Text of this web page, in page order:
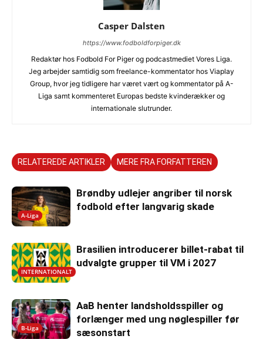
Casper Dalsten
https://www.fodboldforpiger.dk
Redaktør hos Fodbold For Piger og podcastmediet Vores Liga.
Jeg arbejder samtidig som freelance-kommentator hos Viaplay
Group, hvor jeg tidligere har været vært og kommentator på A-
Liga samt kommenteret Europas bedste kvinderækker og
internationale slutrunder.
RELATEREDE ARTIKLER MERE FRA FORFATTEREN
A-Liga
Brøndby udlejer angriber til norsk
fodbold efter langvarig skade
INTERNATIONALT
Brasilien introducerer billet-rabat til
udvalgte grupper til VM i 2027
B-Liga
AaB henter landsholdsspiller og
forlænger med ung nøglespiller før
sæsonstart